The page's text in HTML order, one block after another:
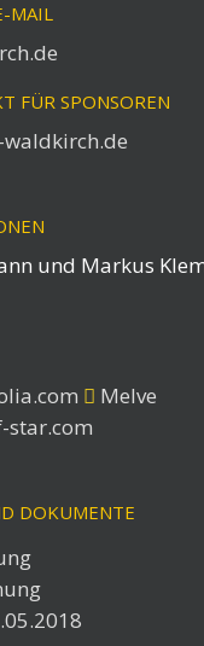
MAIL
FÜR SPONSOREN
waldkirch.de
und Markus
Melve
star.com
DOKUMENTE